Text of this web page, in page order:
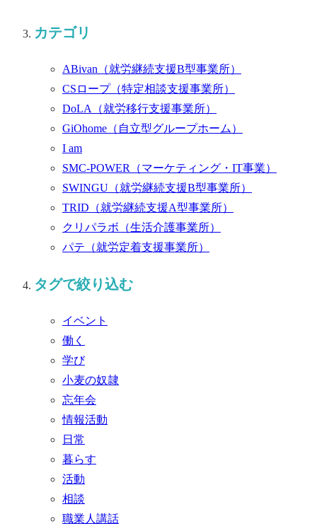
カテゴリ
ABivan （就労継続支援B型事業所）
CSロープ （特定相談支援事業所）
DoLA （就労移行支援事業所）
GiOhome （自立型グループホーム）
I am
SMC-POWER （マーケティング・IT事業）
SWINGU （就労継続支援B型事業所）
TRID （就労継続支援A型事業所）
クリパラボ （生活介護事業所）
パテ （就労定着支援事業所）
タグで絞り込む
イベント
働く
学び
小麦の奴隷
忘年会
情報活動
日常
暮らす
活動
相談
職業人講話